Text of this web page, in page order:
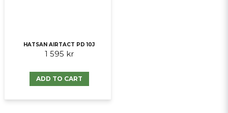
HATSAN AIRTACT PD 10J
1 595 kr
ADD TO CART